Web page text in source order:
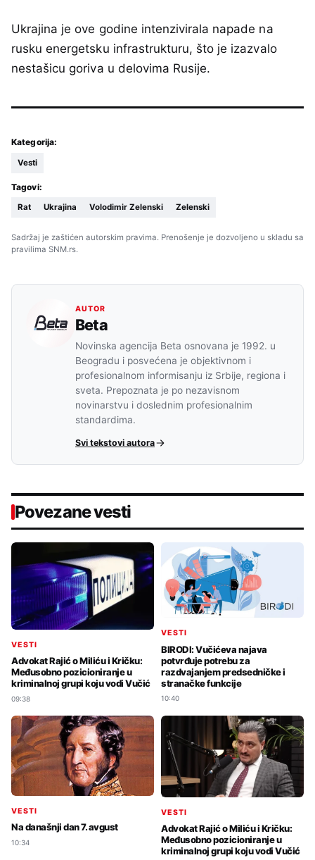
Ukrajina je ove godine intenzivirala napade na
rusku energetsku infrastrukturu, što je izazvalo
nestašicu goriva u delovima Rusije.
Kategorija:
Vesti
Tagovi:
Rat Ukrajina Volodimir Zelenski Zelenski
Sadržaj je zaštićen autorskim pravima. Prenošenje je dozvoljeno u skladu sa
pravilima SNM.rs.
AUTOR
Beta
Novinska agencija Beta osnovana je 1992. u
Beogradu i posvećena je objektivnom i
profesionalnom informisanju iz Srbije, regiona i
sveta. Prepoznata je po nezavisnom
novinarstvu i doslednim profesionalnim
standardima.
Svi tekstovi autora
Povezane vesti
VESTI
Advokat Rajić o Miliću i Kričku:
Međusobno pozicioniranje u
kriminalnoj grupi koju vodi Vučić
09:38
VESTI
BIRODI: Vučićeva najava
potvrđuje potrebu za
razdvajanjem predsedničke i
stranačke funkcije
10:40
VESTI
Na današnji dan 7. avgust
10:34
VESTI
Advokat Rajić o Miliću i Kričku:
Međusobno pozicioniranje u
kriminalnoj grupi koju vodi Vučić